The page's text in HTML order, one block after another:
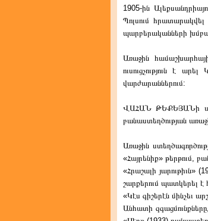
1905-ին
Պոլսում
պարբերականների
Առաջին
ուսուցչություն է
վարժարաններում:
ՎԱՀԱՆ ԹԵՔԵՅԱՆի
բանաստեղծության
Առաջին
«Հայրենիք» թերթում,
«Հրաշալի յարութիւն»
շարքերում պատկերել է
«Կէս գիշերէն մինչեւ
Անհատի